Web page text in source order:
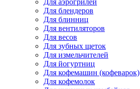
Для аэрогрилей
Для блендеров
Для блинниц
Для вентиляторов
Для весов
Для зубных щеток
Для измельчителей
Для йогуртниц
Для кофемашин (кофеварок)
Для кофемолок